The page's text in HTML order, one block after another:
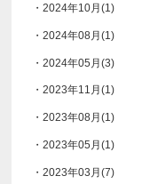
・2024年10月(1)
・2024年08月(1)
・2024年05月(3)
・2023年11月(1)
・2023年08月(1)
・2023年05月(1)
・2023年03月(7)